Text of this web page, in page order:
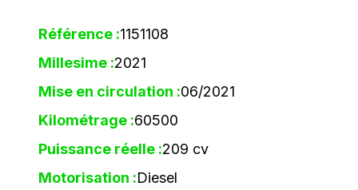
Référence :1151108
Millesime :2021
Mise en circulation :06/2021
Kilométrage :60500
Puissance réelle :209 cv
Motorisation :Diesel